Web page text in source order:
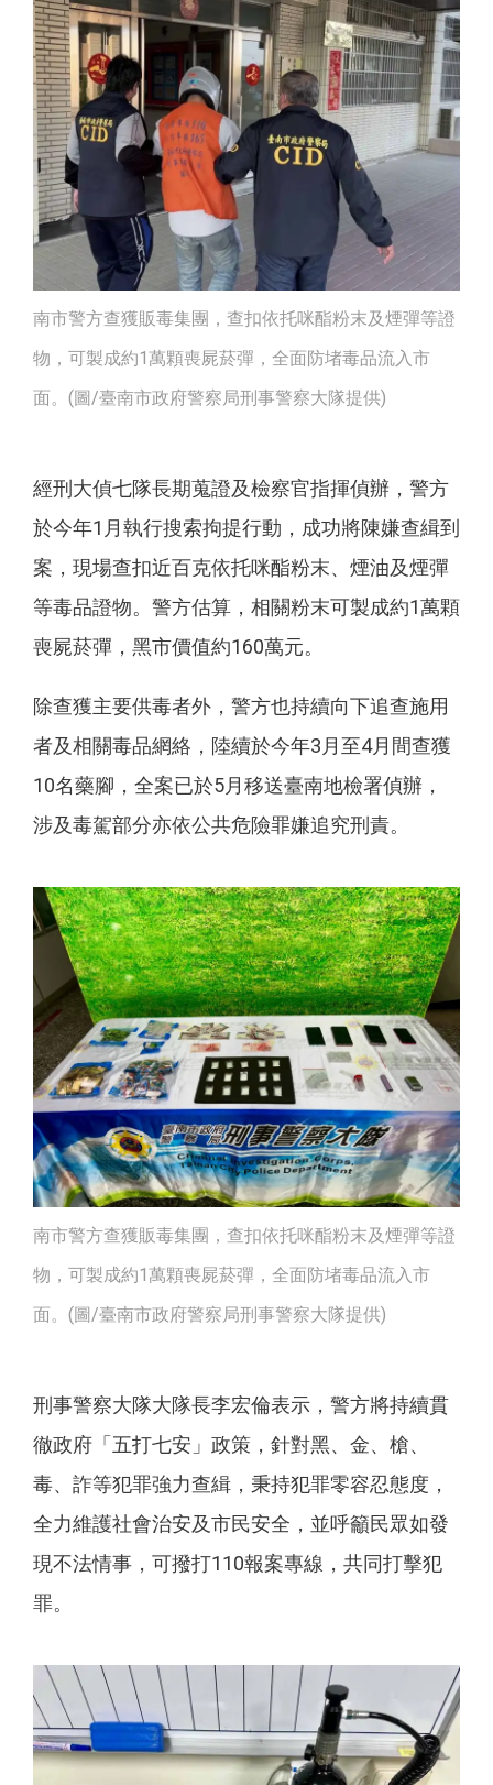
南市警方查獲販毒集團，查扣依托咪酯粉末及煙彈等證
物，可製成約1萬顆喪屍菸彈，全面防堵毒品流入市
面。(圖/臺南市政府警察局刑事警察大隊提供)
經刑大偵七隊長期蒐證及檢察官指揮偵辦，警方
於今年1月執行搜索拘提行動，成功將陳嫌查緝到
案，現場查扣近百克依托咪酯粉末、煙油及煙彈
等毒品證物。警方估算，相關粉末可製成約1萬顆
喪屍菸彈，黑市價值約160萬元。
除查獲主要供毒者外，警方也持續向下追查施用
者及相關毒品網絡，陸續於今年3月至4月間查獲
10名藥腳，全案已於5月移送臺南地檢署偵辦，
涉及毒駕部分亦依公共危險罪嫌追究刑責。
南市警方查獲販毒集團，查扣依托咪酯粉末及煙彈等證
物，可製成約1萬顆喪屍菸彈，全面防堵毒品流入市
面。(圖/臺南市政府警察局刑事警察大隊提供)
刑事警察大隊大隊長李宏倫表示，警方將持續貫
徹政府「五打七安」政策，針對黑、金、槍、
毒、詐等犯罪強力查緝，秉持犯罪零容忍態度，
全力維護社會治安及市民安全，並呼籲民眾如發
現不法情事，可撥打110報案專線，共同打擊犯
罪。